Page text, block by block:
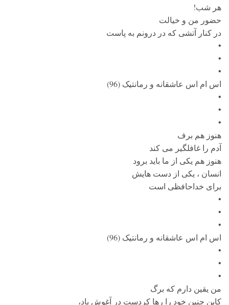
هر شب!
حضور من و خیالت
در کنار آتشی که در درونم به پاست
•
•
•
اس ام اس عاشقانه و رمانتیک (96)
•
•
•
هنوز هم برف
آدم را غافلگیر می کند
هنوز هم یکی از ما باید برود
انسان ، یکی از دست هایش
برای خداحافظی است
•
•
•
اس ام اس عاشقانه و رمانتیک (96)
•
•
•
من یقین دارم که برگ
کاین چنین خود را رها کردست در آغوش باد،